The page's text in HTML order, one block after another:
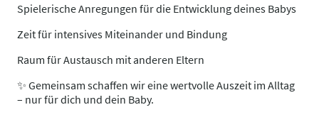
Spielerische Anregungen für die Entwicklung deines Babys
Zeit für intensives Miteinander und Bindung
Raum für Austausch mit anderen Eltern
✨ Gemeinsam schaffen wir eine wertvolle Auszeit im Alltag
– nur für dich und dein Baby.